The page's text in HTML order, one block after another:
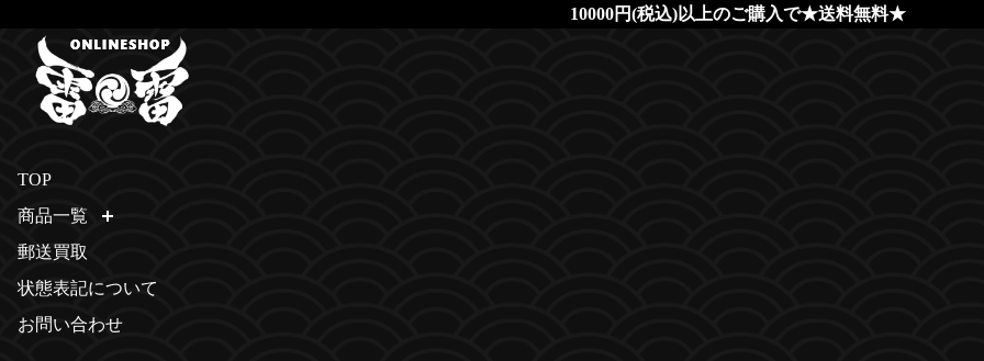
10000円(税込)以上のご購入で★送料無料★
TOP
商品一覧
郵送買取
状態表記について
お問い合わせ